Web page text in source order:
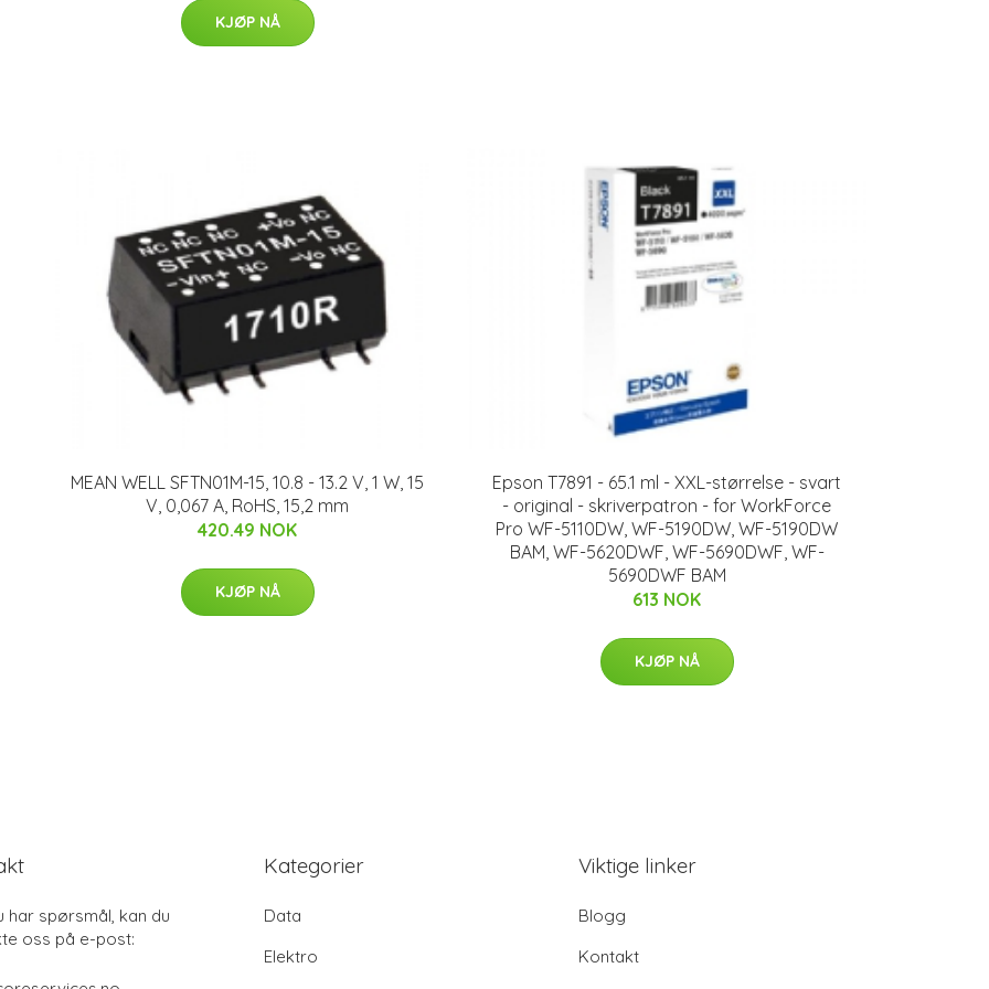
KJØP NÅ
MEAN WELL SFTN01M-15, 10.8 - 13.2 V, 1 W, 15
V, 0,067 A, RoHS, 15,2 mm
420.49 NOK
KJØP NÅ
Epson T7891 - 65.1 ml - XXL-størrelse - svart
- original - skriverpatron - for WorkForce
Pro WF-5110DW, WF-5190DW, WF-5190DW
BAM, WF-5620DWF, WF-5690DWF, WF-
5690DWF BAM
613 NOK
KJØP NÅ
har spørsmål, kan du
oss på e-post:
Kategorier
Data
Elektro
Viktige linker
Blogg
Kontakt